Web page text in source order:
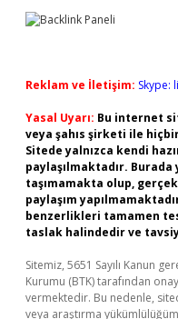
Reklam ve İletişim: Skype:
Yasal Uyarı: Bu internet
veya şahıs şirketi ile
Sitede yalnızca kendi
paylaşılmaktadır.
taşımamakta olup,
paylaşım
benzerlikleri tamamen
taslak halindedir ve
Sitemiz, 5651 Sayılı Kanun
Kurumu (BTK) tarafından
vermektedir. Bu nedenle,
veya araştırma